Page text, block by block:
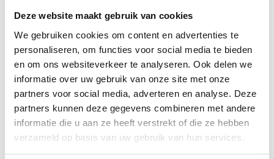
Deze website maakt gebruik van cookies
We gebruiken cookies om content en advertenties te
personaliseren, om functies voor social media te bieden
en om ons websiteverkeer te analyseren. Ook delen we
informatie over uw gebruik van onze site met onze
partners voor social media, adverteren en analyse. Deze
partners kunnen deze gegevens combineren met andere
informatie die u aan ze heeft verstrekt of die ze hebben
verzameld op basis van uw gebruik van hun services.
Bedrijfsprofiel
Auto Smeeing Soestbestaat sinds 1976 en is met een
jaarlijkse verkoop van circa 4.000 auto's de grootste
multimerk autodealer van Midden-Nederland. Er wordt
een modern beleid gevoerd gericht op het optimaal
bedienen van klanten in heel Nederland. De service
afdeling van Auto Smeeing is ingesteld op het
onderhoud en reparaties van alle merken
personenauto’s en bestelwagens. De medewerkers van